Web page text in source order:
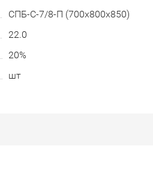
СПБ-С-7/8-П (700х800х850)
22.0
20%
шт